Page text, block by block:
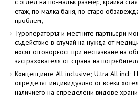
с оглед на по-малък размер, крайна
етаж, по-малка баня, по старо
проблем;
Туроператорът и местните партньори
съдействие в случай на нужда от
носят отговорност при неспазване на
застрахователя от страна на
Концепциите All inclusive; Ultra All incl;
определят индивидуално от всеки
наличието на определени видове храни,